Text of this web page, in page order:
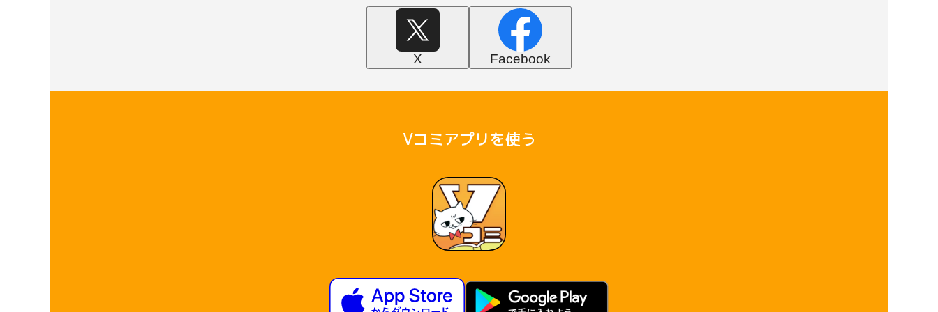
X Facebook
Vコミアプリを使う